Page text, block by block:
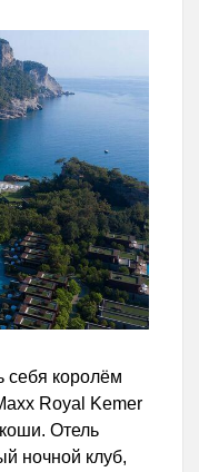
себя королём
Royal Kemer
Отель
ночной клуб,